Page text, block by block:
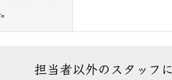
担当者以外のスタッフ